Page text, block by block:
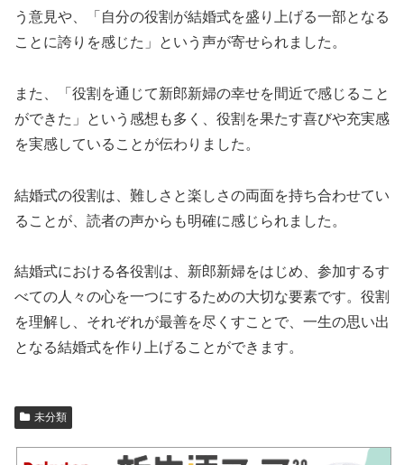
う意見や、「自分の役割が結婚式を盛り上げる一部となる
ことに誇りを感じた」という声が寄せられました。
また、「役割を通じて新郎新婦の幸せを間近で感じること
ができた」という感想も多く、役割を果たす喜びや充実感
を実感していることが伝わりました。
結婚式の役割は、難しさと楽しさの両面を持ち合わせてい
ることが、読者の声からも明確に感じられました。
結婚式における各役割は、新郎新婦をはじめ、参加するす
べての人々の心を一つにするための大切な要素です。役割
を理解し、それぞれが最善を尽くすことで、一生の思い出
となる結婚式を作り上げることができます。
未分類